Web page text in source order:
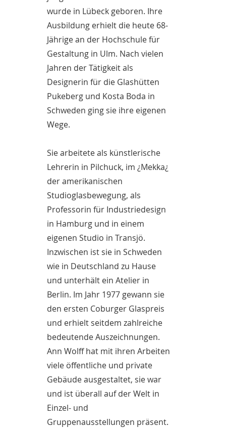
wurde in Lübeck geboren. Ihre
Ausbildung erhielt die heute 68-
Jährige an der Hochschule für
Gestaltung in Ulm. Nach vielen
Jahren der Tätigkeit als
Designerin für die Glashütten
Pukeberg und Kosta Boda in
Schweden ging sie ihre eigenen
Wege.
Sie arbeitete als künstlerische
Lehrerin in Pilchuck, im ¿Mekka¿
der amerikanischen
Studioglasbewegung, als
Professorin für Industriedesign
in Hamburg und in einem
eigenen Studio in Transjö.
Inzwischen ist sie in Schweden
wie in Deutschland zu Hause
und unterhält ein Atelier in
Berlin. Im Jahr 1977 gewann sie
den ersten Coburger Glaspreis
und erhielt seitdem zahlreiche
bedeutende Auszeichnungen.
Ann Wolff hat mit ihren Arbeiten
viele öffentliche und private
Gebäude ausgestaltet, sie war
und ist überall auf der Welt in
Einzel- und
Gruppenausstellungen präsent.